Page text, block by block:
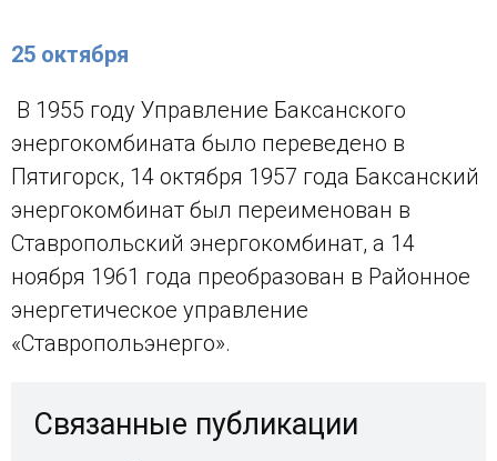
25 октября
В 1955 году Управление Баксанского
энергокомбината было переведено в
Пятигорск, 14 октября 1957 года Баксанский
энергокомбинат был переименован в
Ставропольский энергокомбинат, а 14
ноября 1961 года преобразован в Районное
энергетическое управление
«Ставропольэнерго».
Связанные публикации